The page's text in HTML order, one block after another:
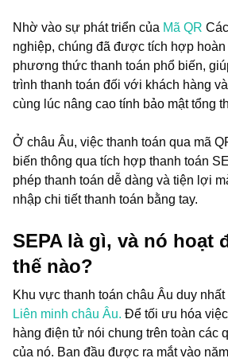
Nhờ vào sự phát triển của Mã QR
nghiệp, chúng đã được tích hợp
phương thức thanh toán phổ biến,
trình thanh toán đối với khách hàng
cùng lúc nâng cao tính bảo mật tổng
Ở châu Âu, việc thanh toán qua mã
biến thông qua tích hợp thanh toán
phép thanh toán dễ dàng và tiện lợi
nhập chi tiết thanh toán bằng tay.
SEPA là gì, và nó hoạt
thế nào?
Khu vực thanh toán châu Âu duy
Liên minh châu Âu. Để tối ưu hóa
hàng điện tử nói chung trên toàn các
của nó. Ban đầu được ra mắt vào